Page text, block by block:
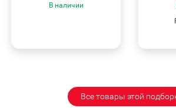
В наличии
Все товары этой